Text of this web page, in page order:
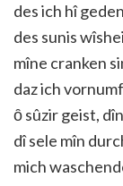
des ich hî
des sunis
mîne cranken
daz ich
ȏ sûzir geist,
dî sele mîn
mich